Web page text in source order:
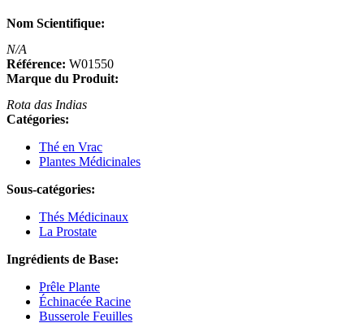
Nom Scientifique:
N/A
Référence: W01550
Marque du Produit:
Rota das Indias
Catégories:
Thé en Vrac
Plantes Médicinales
Sous-catégories:
Thés Médicinaux
La Prostate
Ingrédients de Base:
Prêle Plante
Échinacée Racine
Busserole Feuilles